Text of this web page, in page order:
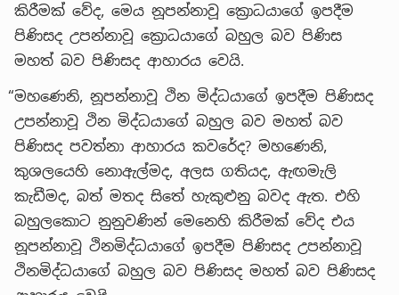
කිරීමක් වේද, මෙය නූපන්නාවූ ක්‍රොධයාගේ ඉපදීම
පිණිසද උපන්නාවූ ක්‍රොධයාගේ බහුල බව පිණිස
මහත් බව පිණිසද ආහාරය වෙයි.
“මහණෙනි, නූපන්නාවූ ථින මිද්ධයාගේ ඉපදීම පිණිසද
උපන්නාවූ ථින මිද්ධයාගේ බහුල බව මහත් බව
පිණිසද පවත්නා ආහාරය කවරේද? මහණෙනි,
කුශලයෙහි නොඇල්මද, අලස ගතියද, ඇඟමැලි
කැඩීමද, බත් මතද සිතේ හැකුළුනු බවද ඇත. එහි
බහුලකොට නුනුවණින් මෙනෙහි කිරීමක් වේද එය
නූපන්නාවූ ථිනමිද්ධයාගේ ඉපදීම පිණිසද උපන්නාවූ
ථිනමිද්ධයාගේ බහුල බව පිණිසද මහත් බව පිණිසද